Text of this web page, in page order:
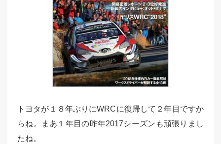
トヨタが１８年ぶりにWRCに復帰して２年目ですか
らね。まあ１年目の昨年2017シーズンも頑張りまし
たね。